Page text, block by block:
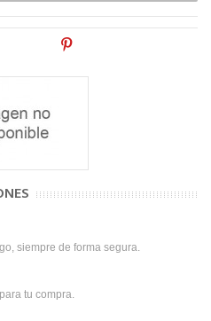
siempre de forma segura.
tu compra.